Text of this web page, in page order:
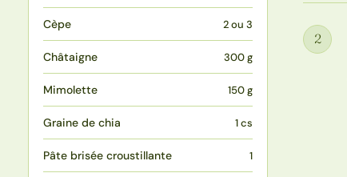
Cèpe 2 ou 3
Châtaigne 300 g
Mimolette 150 g
Graine de chia 1 cs
Pâte brisée croustillante 1
Étape
2